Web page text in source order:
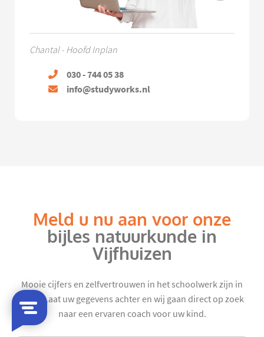
Chantal - Hoofd Inplan
030 - 744 05 38
info@studyworks.nl
Meld u nu aan voor onze
bijles natuurkunde in
Vijfhuizen
Mooie cijfers en zelfvertrouwen in het schoolwerk zijn in
zicht. Laat uw gegevens achter en wij gaan direct op zoek
naar een ervaren coach voor uw kind.